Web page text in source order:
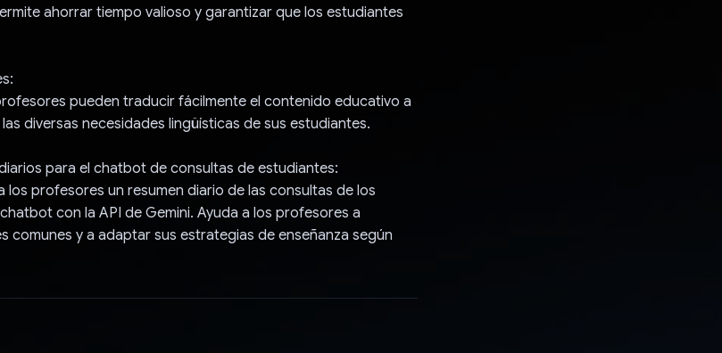
ahorrar tiempo valioso y garantizar que los estudiantes
pueden traducir fácilmente el contenido educativo a
diversas necesidades lingüísticas de sus estudiantes.
para el chatbot de consultas de estudiantes:
profesores un resumen diario de las consultas de los
con la API de Gemini. Ayuda a los profesores a
comunes y a adaptar sus estrategias de enseñanza según